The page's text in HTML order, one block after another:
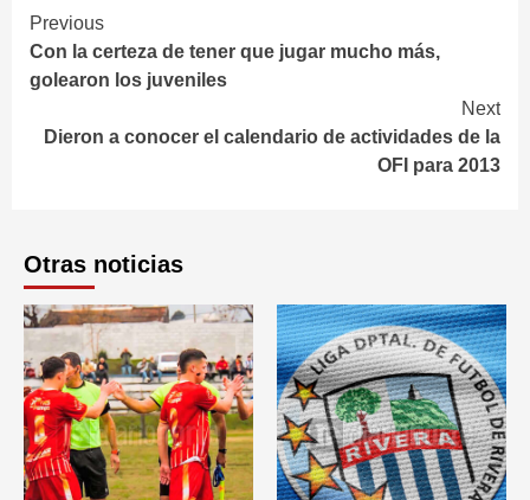
Continue
Reading
Previous
Con la certeza de tener que jugar mucho más,
golearon los juveniles
Next
Dieron a conocer el calendario de actividades de la
OFI para 2013
Otras noticias